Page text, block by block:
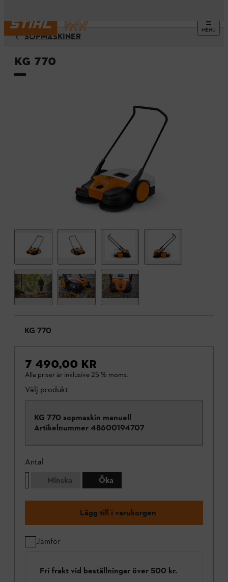
MENU
SOPMASKINER
KG 770
KG 770
7 490,00 KR
Alla priser är inklusive 25 % moms.
Välj produkt
KG 770 sopmaskin manuell
Artikelnummer 48600194707
Antal
Minska
Öka
Lägg till i varukorgen
Jämför
Fri frakt vid beställningar över 500 kr.